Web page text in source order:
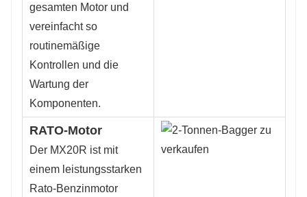
gesamten Motor und
vereinfacht so
routinemäßige
Kontrollen und die
Wartung der
Komponenten.
RATO-Motor
Der MX20R ist mit
einem leistungsstarken
Rato-Benzinmotor